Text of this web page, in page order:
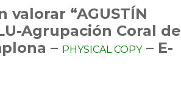
valorar “AGUSTÍN
Agrupación Coral de
– PHYSICAL COPY– E-